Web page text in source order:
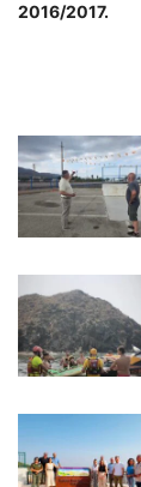
2016/2017.